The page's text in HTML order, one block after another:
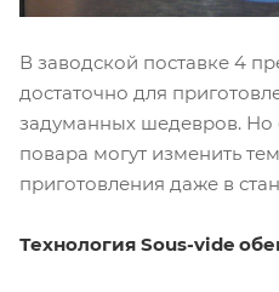
В заводской поставке 4
достаточно для
задуманных шедевров.
повара могут изменить
приготовления даже в
Технология Sous-vide